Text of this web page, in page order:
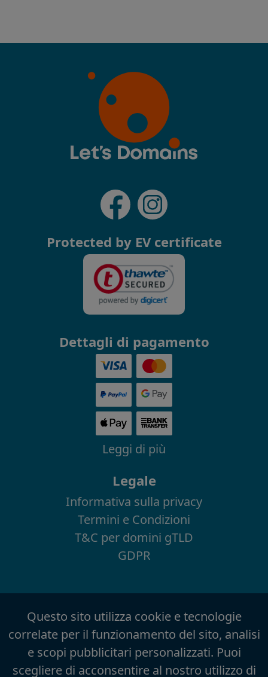
Protected by EV certificate
Dettagli di pagamento
Leggi di più
Legale
Informativa sulla privacy
Termini e Condizioni
T&C per domini gTLD
GDPR
Questo sito utilizza cookie e tecnologie
correlate per il funzionamento del sito, analisi
e scopi pubblicitari personalizzati. Puoi
scegliere di acconsentire al nostro utilizzo di